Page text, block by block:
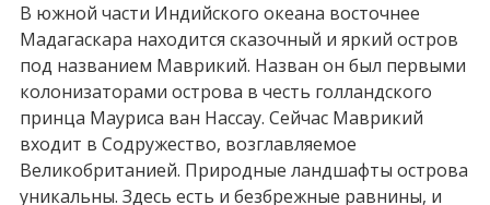
В южной части Индийского океана восточнее
Мадагаскара находится сказочный и яркий остров
под названием Маврикий. Назван он был первыми
колонизаторами острова в честь голландского
принца Мауриса ван Нассау. Сейчас Маврикий
входит в Содружество, возглавляемое
Великобританией. Природные ландшафты острова
уникальны. Здесь есть и безбрежные равнины, и